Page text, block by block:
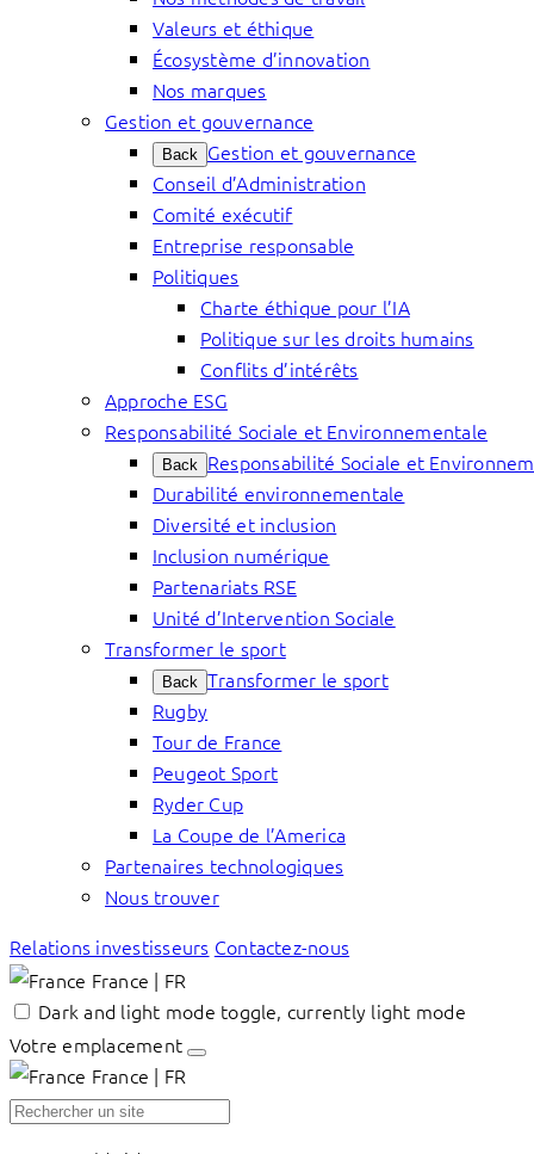
Valeurs et éthique
Écosystème d’innovation
Nos marques
Gestion et gouvernance
Back Gestion et gouvernance
Conseil d’Administration
Comité exécutif
Entreprise responsable
Politiques
Charte éthique pour l’IA
Politique sur les droits humains
Conflits d’intérêts
Approche ESG
Responsabilité Sociale et Environnementale
Back Responsabilité Sociale et
Durabilité environnementale
Diversité et inclusion
Inclusion numérique
Partenariats RSE
Unité d’Intervention Sociale
Transformer le sport
Back Transformer le sport
Rugby
Tour de France
Peugeot Sport
Ryder Cup
La Coupe de l’America
Partenaires technologiques
Nous trouver
Relations investisseurs Contactez-nous
France | FR
Dark and light mode toggle, currently light mode
Votre emplacement
France | FR